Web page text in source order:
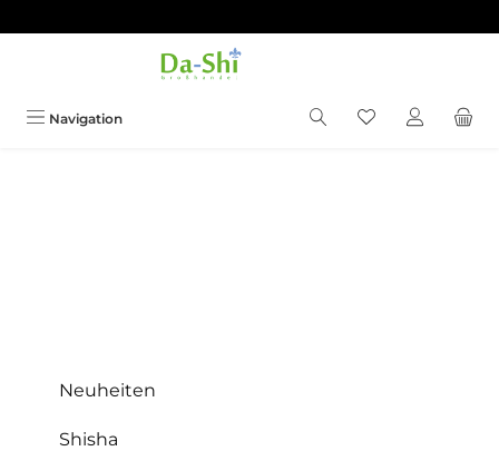
Navigation Du hast 0
Neuheiten
Shisha